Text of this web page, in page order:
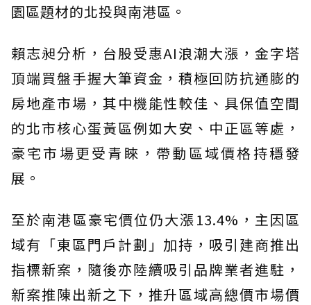
園區題材的北投與南港區。
賴志昶分析，台股受惠AI浪潮大漲，金字塔
頂端買盤手握大筆資金，積極回防抗通膨的
房地產市場，其中機能性較佳、具保值空間
的北市核心蛋黃區例如大安、中正區等處，
豪宅市場更受青睞，帶動區域價格持穩發
展。
至於南港區豪宅價位仍大漲13.4%，主因區
域有「東區門戶計劃」加持，吸引建商推出
指標新案，隨後亦陸續吸引品牌業者進駐，
新案推陳出新之下，推升區域高總價市場價